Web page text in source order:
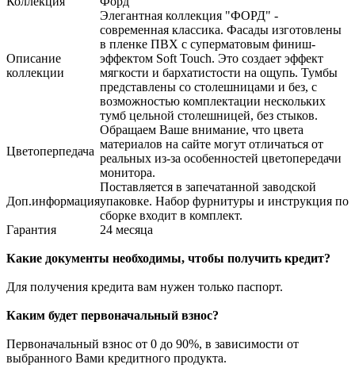
Описание
коллекции
Элегантная коллекция "ФОРД" -
современная классика. Фасады изготовлены
в пленке ПВХ с суперматовым финиш-
эффектом Soft Touch. Это создает эффект
мягкости и бархатистости на ощупь. Тумбы
представлены со столешницами и без, с
возможностью комплектации нескольких
тумб цельной столешницей, без стыков.
Цветоперпедача
Обращаем Ваше внимание, что цвета
материалов на сайте могут отличаться от
реальных из-за особенностей цветопередачи
монитора.
Доп.информация
Поставляется в запечатанной заводской
упаковке. Набор фурнитуры и инструкция по
сборке входит в комплект.
Гарантия
24 месяца
Какие документы необходимы, чтобы получить кредит?
Для получения кредита вам нужен только паспорт.
Каким будет первоначальный взнос?
Первоначальный взнос от 0 до 90%, в зависимости от
выбранного Вами кредитного продукта.